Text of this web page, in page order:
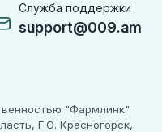
Служба поддержки
support@009.am
"Фармлинк"
Г.О. Красногорск,